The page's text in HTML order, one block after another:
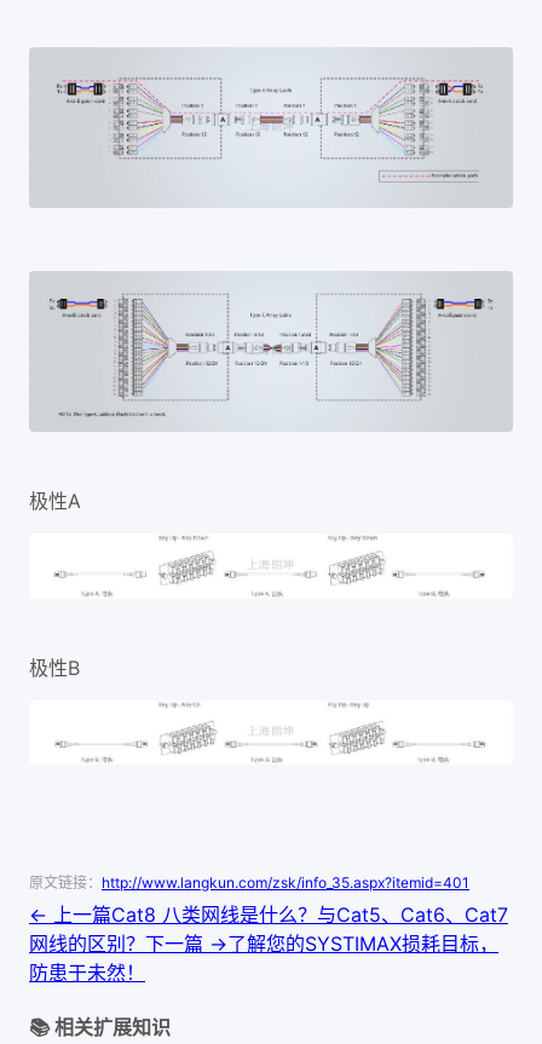
极性A
极性B
原文链接： http://www.langkun.com/zsk/info_35.aspx?itemid=401
← 上一篇Cat8 八类网线是什么？与Cat5、Cat6、Cat7
网线的区别？ 下一篇 →了解您的SYSTIMAX损耗目标，
防患于未然！
📚 相关扩展知识